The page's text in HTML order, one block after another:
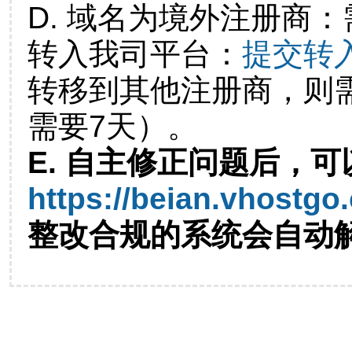
D. 域名为境外注册商
转入我司平台： 提交转
转移到其他注册商，则
需要7天）。
E. 自主修正问题后，可
https://
整改合规的系统会自动